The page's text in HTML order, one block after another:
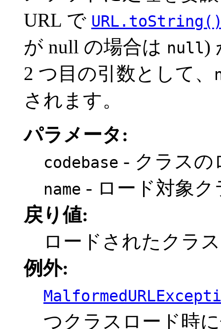
URL で
が null の場合は null)
2 つ目の引数として、
されます。
パラメータ:
codebase - クラス
name - ロード対象ク
戻り値:
ロードされたクラ
例外:
つクラスロード時